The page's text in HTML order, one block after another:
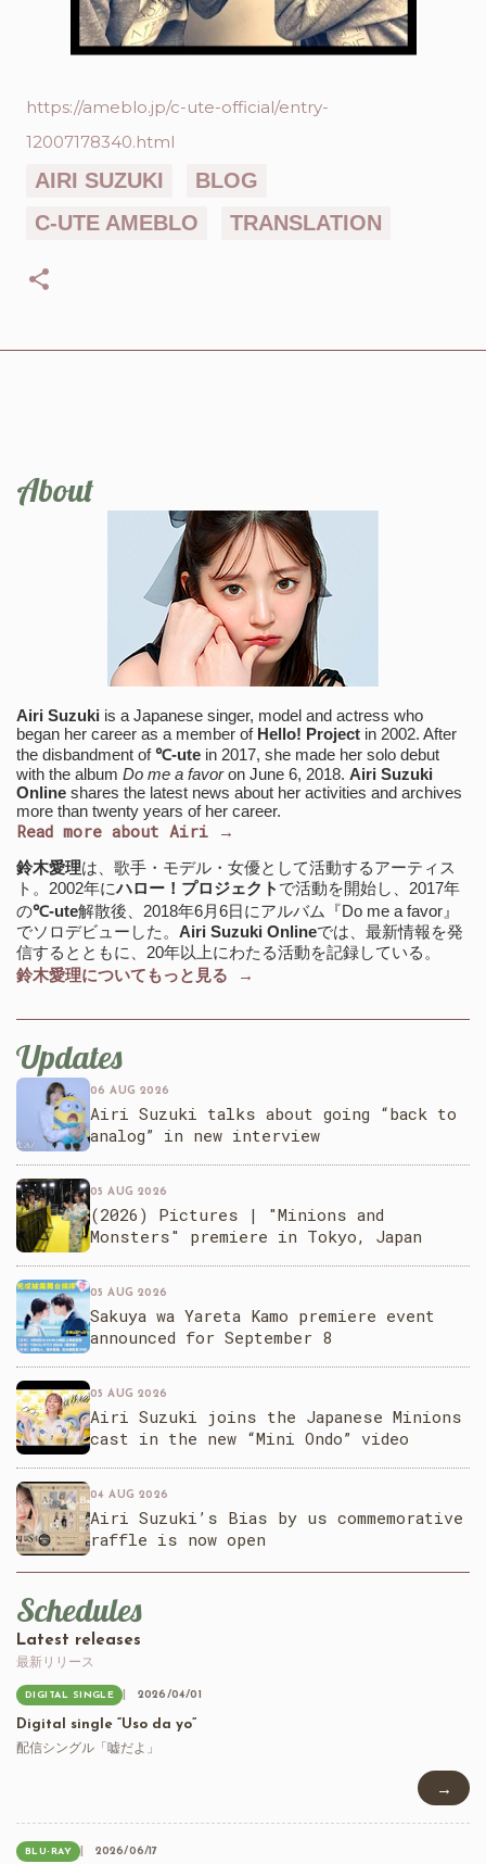
https://ameblo.jp/c-ute-official/entry-
12007178340.html
AIRI SUZUKI
BLOG
C-UTE AMEBLO
TRANSLATION
About
Airi Suzuki is a Japanese singer, model and actress who
began her career as a member of Hello! Project in 2002. After
the disbandment of℃-ute in 2017, she made her solo debut
with the album Do me a favoron June 6, 2018. Airi Suzuki
Online shares the latest news about her activities and archives
more than twenty years of her career.
Read more about Airi →
鈴木愛理は、歌手・モデル・女優として活動するアーティス
ト。2002年にハロー！プロジェクト で活動を開始し、2017年
の℃-ute解散後、2018年6月6日にアルバム『Do me a favor』
でソロデビューした。 Airi Suzuki Onlineでは、最新情報を発
信するとともに、20年以上にわたる活動を記録している。
鈴木愛理についてもっと見る →
Updates
06 AUG 2026
Airi Suzuki talks about going “back to
analog” in new interview
05 AUG 2026
(2026) Pictures | "Minions and
Monsters" premiere in Tokyo, Japan
05 AUG 2026
Sakuya wa Yareta Kamo premiere event
announced for September 8
05 AUG 2026
Airi Suzuki joins the Japanese Minions
cast in the new “Mini Ondo” video
04 AUG 2026
Airi Suzuki’s Bias by us commemorative
raffle is now open
Schedules
Latest releases
最新リリース
DIGITAL SINGLE 2026/04/01
Digital single “Uso da yo”
配信シングル「嘘だよ」
→
BLU-RAY 2026/06/17